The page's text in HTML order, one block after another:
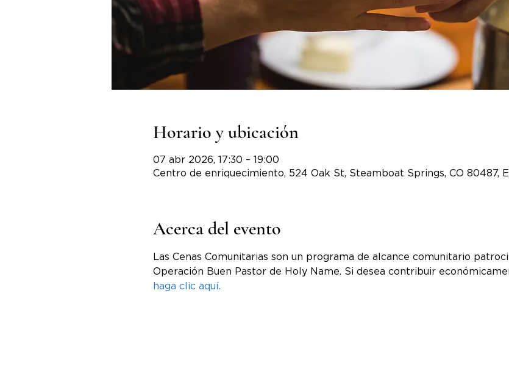
Horario y ubicación
07 abr 2026, 17:30 – 19:00
Centro de enriquecimiento, 524 Oak St, Steamboat Springs, CO 80487,
Acerca del evento
Las Cenas Comunitarias son un programa de alcance comunitario
Operación Buen Pastor de Holy Name. Si desea contribuir
haga clic aquí.